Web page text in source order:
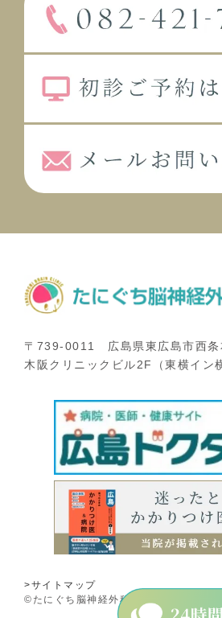
〒739-0011 広島県東広島市西条
木阪クリニックビル2F（東横イン
>サイトマップ
©たにぐち脳神経外科クリニック.